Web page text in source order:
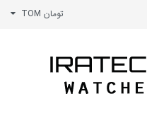
تومان TOM